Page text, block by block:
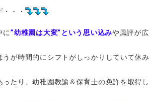
・・
に”幼稚園は大変”という思い込みや風評が広
うが時間的にシフトがしっかりしていて休み
ったり、幼稚園教諭＆保育士の免許を取得し